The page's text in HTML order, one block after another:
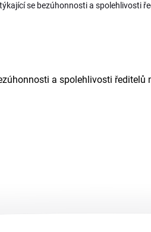
se bezúhonnosti a spolehlivosti
a spolehlivosti ředitelů